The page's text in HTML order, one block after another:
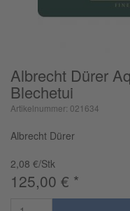
Albrecht Dürer
Blechetui
Artikelnummer: 021634
Albrecht Dürer
2,08 €/Stk
125,00 € *